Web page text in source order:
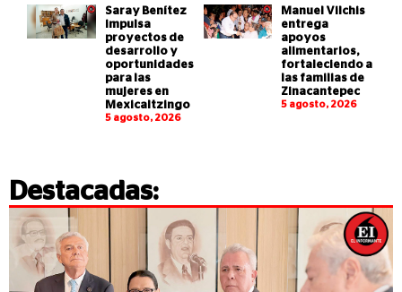
Saray Benítez
impulsa
proyectos de
desarrollo y
oportunidades
para las
mujeres en
Mexicaltzingo
5 agosto, 2026
Manuel Vilchis
entrega
apoyos
alimentarios,
fortaleciendo a
las familias de
Zinacantepec
5 agosto, 2026
Destacadas: